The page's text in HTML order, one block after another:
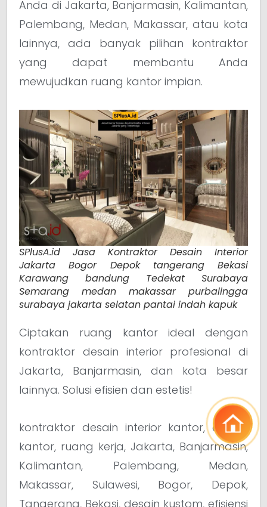
Anda di Jakarta, Banjarmasin, Kalimantan,
Palembang, Medan, Makassar, atau kota
lainnya, ada banyak pilihan kontraktor
yang dapat membantu Anda
mewujudkan ruang kantor impian.
SPlusA.id Jasa Kontraktor Desain Interior
Jakarta Bogor Depok tangerang Bekasi
Karawang bandung Tedekat Surabaya
Semarang medan makassar purbalingga
surabaya jakarta selatan pantai indah kapuk
Ciptakan ruang kantor ideal dengan
kontraktor desain interior profesional di
Jakarta, Banjarmasin, dan kota besar
lainnya. Solusi efisien dan estetis!
kontraktor desain interior kantor, desain
kantor, ruang kerja, Jakarta, Banjarmasin,
Kalimantan, Palembang, Medan,
Makassar, Sulawesi, Bogor, Depok,
Tangerang, Bekasi, desain kustom, efisiensi